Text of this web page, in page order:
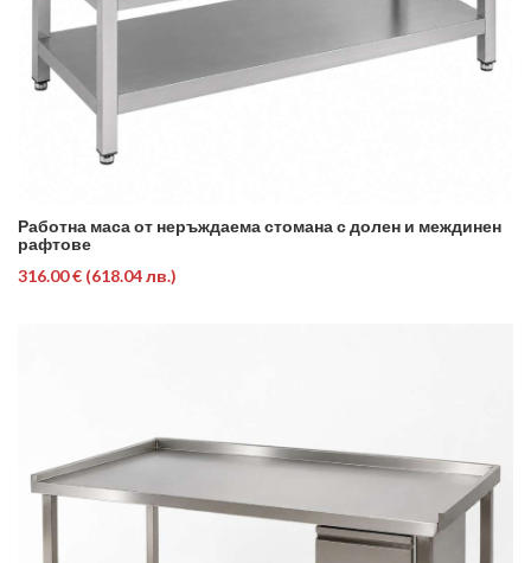
Работна маса от неръждаема стомана с долен и междинен
рафтове
316.00 € (618.04 лв.)